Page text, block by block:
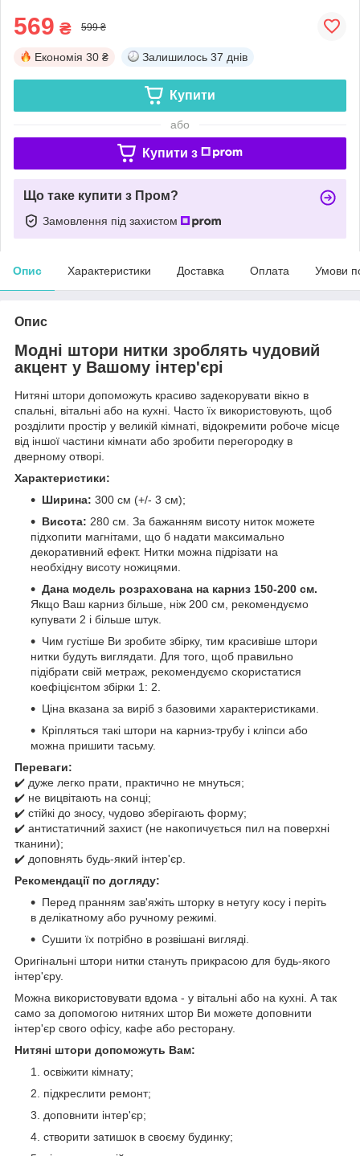
569 ₴ 599 ₴
Економія 30 ₴ Залишилось 37 днів
Купити
або
Купити з
Що таке купити з Пром?
Замовлення під захистом
Опис Характеристики Доставка Оплата Умови
Опис
Модні штори нитки зроблять чудовий
акцент у Вашому інтер'єрі
Нитяні штори допоможуть красиво задекорувати вікно в
спальні, вітальні або на кухні. Часто їх використовують, щоб
розділити простір у великій кімнаті, відокремити робоче місце
від іншої частини кімнати або зробити перегородку в
дверному отворі.
Характеристики:
Ширина: 300 см (+/- 3 см);
Висота: 280 см. За бажанням висоту ниток можете
підхопити магнітами, що б надати максимально
декоративний ефект. Нитки можна підрізати на
необхідну висоту ножицями.
Дана модель розрахована на карниз 150-200 см.
Якщо Ваш карниз більше, ніж 200 см, рекомендуємо
купувати 2 і більше штук.
Чим густіше Ви зробите збірку, тим красивіше штори
нитки будуть виглядати. Для того, щоб правильно
підібрати свій метраж, рекомендуємо скористатися
коефіцієнтом збірки 1: 2.
Ціна вказана за виріб з базовими характеристиками.
Кріпляться такі штори на карниз-трубу і кліпси або
можна пришити тасьму.
Переваги:
✔️ дуже легко прати, практично не мнуться;
✔️ не вицвітають на сонці;
✔️ стійкі до зносу, чудово зберігають форму;
✔️ антистатичний захист (не накопичується пил на поверхні
тканини);
✔️ доповнять будь-який інтер'єр.
Рекомендації по догляду:
Перед пранням зав'яжіть шторку в нетугу косу і періть
в делікатному або ручному режимі.
Сушити їх потрібно в розвішані вигляді.
Оригінальні штори нитки стануть прикрасою для будь-якого
інтер'єру.
Можна використовувати вдома - у вітальні або на кухні. А так
само за допомогою нитяних штор Ви можете доповнити
інтер'єр свого офісу, кафе або ресторану.
Нитяні штори допоможуть Вам:
освіжити кімнату;
підкреслити ремонт;
доповнити інтер'єр;
створити затишок в своєму будинку;